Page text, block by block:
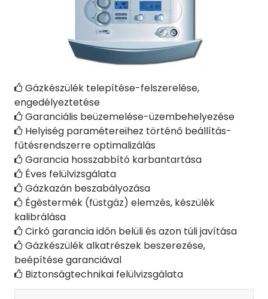
 Gázkészülék telepítése-felszerelése,
engedélyeztetése
 Garanciális beüzemelése-üzembehelyezése
 Helyiség paramétereihez történő beállítás-
fűtésrendszerre optimalizálás
 Garancia hosszabbító karbantartása
 Éves felülvizsgálata
 Gázkazán beszabályozása
 Égéstermék (füstgáz) elemzés, készülék
kalibrálása
 Cirkó garancia időn belüli és azon túli javítása
 Gázkészülék alkatrészek beszerezése,
beépítése garanciával
 Biztonságtechnikai felülvizsgálata